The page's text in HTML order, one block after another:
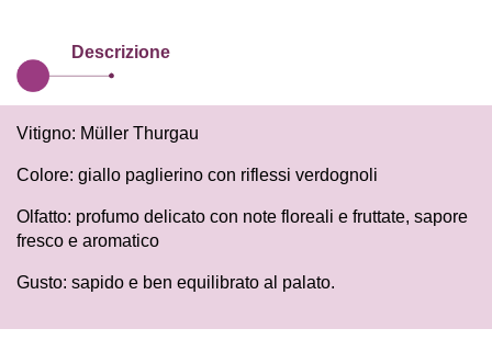
Descrizione
Vitigno: Müller Thurgau
Colore: giallo paglierino con riflessi verdognoli
Olfatto: profumo delicato con note floreali e fruttate, sapore
fresco e aromatico
Gusto: sapido e ben equilibrato al palato.